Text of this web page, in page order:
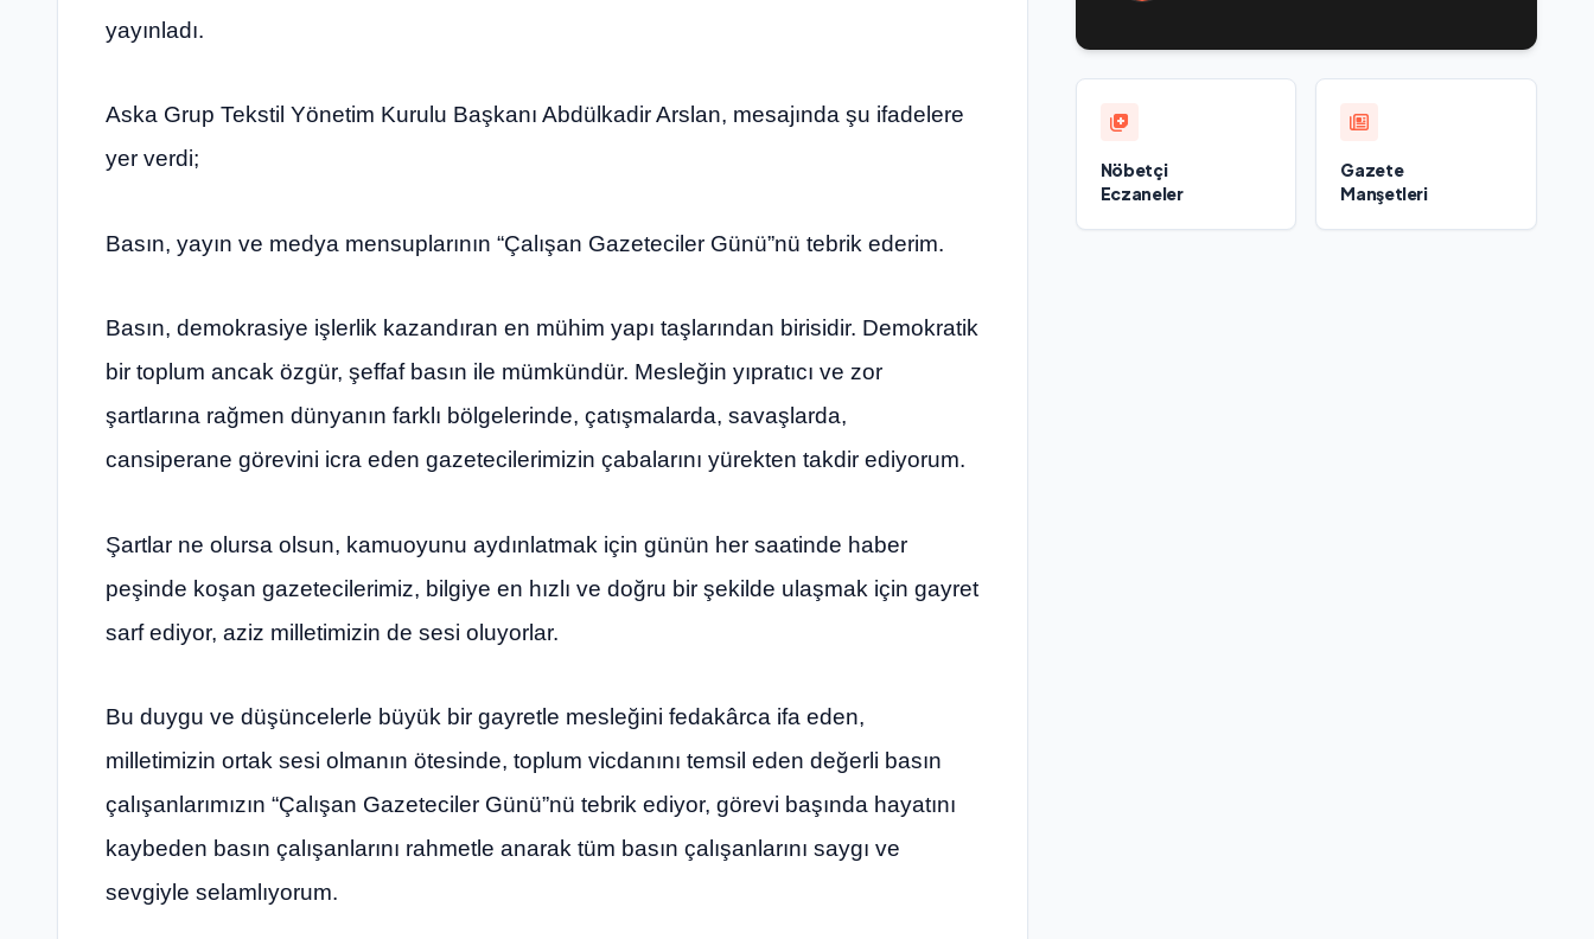
yayınladı.
Aska Grup Tekstil Yönetim Kurulu Başkanı Abdülkadir Arslan, mesajında şu ifadelere
yer verdi;
Basın, yayın ve medya mensuplarının “Çalışan Gazeteciler Günü”nü tebrik ederim.
Basın, demokrasiye işlerlik kazandıran en mühim yapı taşlarından birisidir. Demokratik
bir toplum ancak özgür, şeffaf basın ile mümkündür. Mesleğin yıpratıcı ve zor
şartlarına rağmen dünyanın farklı bölgelerinde, çatışmalarda, savaşlarda,
cansiperane görevini icra eden gazetecilerimizin çabalarını yürekten takdir ediyorum.
Şartlar ne olursa olsun, kamuoyunu aydınlatmak için günün her saatinde haber
peşinde koşan gazetecilerimiz, bilgiye en hızlı ve doğru bir şekilde ulaşmak için gayret
sarf ediyor, aziz milletimizin de sesi oluyorlar.
Bu duygu ve düşüncelerle büyük bir gayretle mesleğini fedakârca ifa eden,
milletimizin ortak sesi olmanın ötesinde, toplum vicdanını temsil eden değerli basın
çalışanlarımızın “Çalışan Gazeteciler Günü”nü tebrik ediyor, görevi başında hayatını
kaybeden basın çalışanlarını rahmetle anarak tüm basın çalışanlarını saygı ve
sevgiyle selamlıyorum.
Nöbetçi
Eczaneler
Gazete
Manşetleri